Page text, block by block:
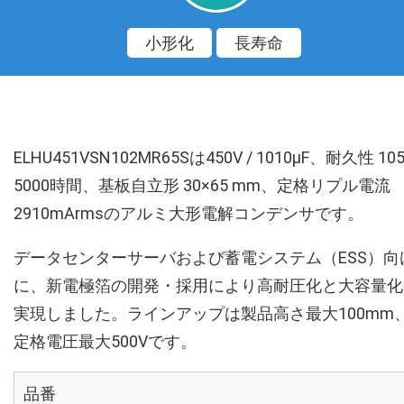
小形化 長寿命
ELHU451VSN102MR65Sは450V / 1010µF、耐久性
5000時間、基板自立形 30×65 mm、定格リプル電流
2910mArmsのアルミ大形電解コンデンサです。
データセンターサーバおよび蓄電システム（ESS）向
に、新電極箔の開発・採用により高耐圧化と大容量
実現しました。ラインアップは製品高さ最大100mm
定格電圧最大500Vです。
品番